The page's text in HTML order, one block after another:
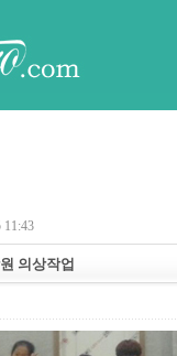
11:43
의상작업